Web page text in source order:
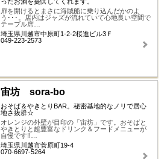
扉を開けるとまさに海賊船に乗り込んだかのよ
う･･･。店内はジャズが流れていて心地良い空間で
テーブル席…
埼玉県川越市中原町1-2-2桜進ビル3Ｆ
049-223-2573
宙坊 sora-bo
おそば＆やきとりBAR。秘密基地的なノリで居心
地さ抜群☆
オレンジの外壁が目印の「宙坊」です。おそばと
やきとりと超豊富なドリンク＆フードメニューが
自慢です!!…
埼玉県川越市菅原町19-4
070-6697-5264